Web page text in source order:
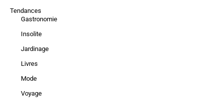
Tendances
Gastronomie
Insolite
Jardinage
Livres
Mode
Voyage